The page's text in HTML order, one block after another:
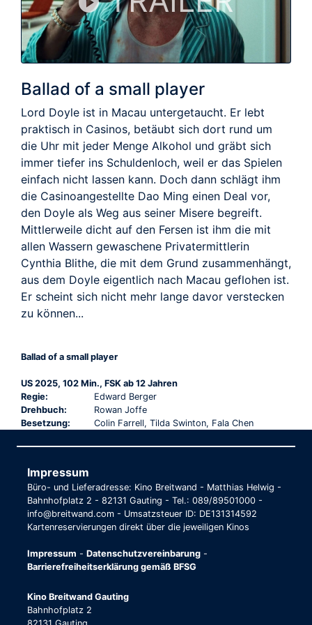
Ballad of a small player
Lord Doyle ist in Macau untergetaucht. Er lebt
praktisch in Casinos, betäubt sich dort rund um
die Uhr mit jeder Menge Alkohol und gräbt sich
immer tiefer ins Schuldenloch, weil er das Spielen
einfach nicht lassen kann. Doch dann schlägt ihm
die Casinoangestellte Dao Ming einen Deal vor,
den Doyle als Weg aus seiner Misere begreift.
Mittlerweile dicht auf den Fersen ist ihm die mit
allen Wassern gewaschene Privatermittlerin
Cynthia Blithe, die mit dem Grund zusammenhängt,
aus dem Doyle eigentlich nach Macau geflohen ist.
Er scheint sich nicht mehr lange davor verstecken
zu können...
Ballad of a small player
US 2025, 102 Min., FSK ab 12 Jahren
Regie:
Edward Berger
Drehbuch:
Rowan Joffe
Besetzung:
Colin Farrell, Tilda Swinton, Fala Chen
Impressum
Büro- und Lieferadresse: Kino Breitwand - Matthias Helwig -
Bahnhofplatz 2 - 82131 Gauting - Tel.: 089/89501000 -
info@breitwand.com - Umsatzsteuer ID: DE131314592
Kartenreservierungen direkt über die jeweiligen Kinos
Impressum - Datenschutzvereinbarung -
Barrierefreiheitserklärung gemäß BFSG
Kino Breitwand Gauting
Bahnhofplatz 2